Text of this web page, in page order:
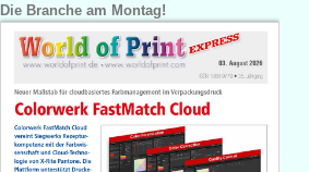
Die Branche am Montag!